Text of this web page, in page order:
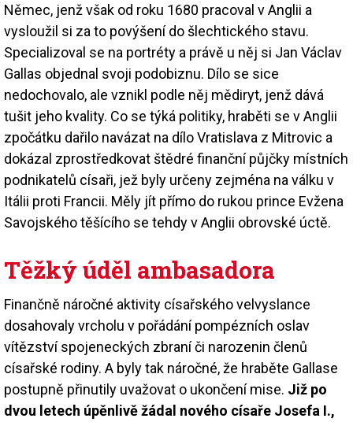
Němec, jenž však od roku 1680 pracoval v Anglii a
vysloužil si za to povýšení do šlechtického stavu.
Specializoval se na portréty a právě u něj si Jan Václav
Gallas objednal svoji podobiznu. Dílo se sice
nedochovalo, ale vznikl podle něj mědiryt, jenž dává
tušit jeho kvality. Co se týká politiky, hraběti se v Anglii
zpočátku dařilo navázat na dílo Vratislava z Mitrovic a
dokázal zprostředkovat štědré finanční půjčky místních
podnikatelů císaři, jež byly určeny zejména na válku v
Itálii proti Francii. Měly jít přímo do rukou prince Evžena
Savojského těšícího se tehdy v Anglii obrovské úctě.
Těžký úděl ambasadora
Finančně náročné aktivity císařského velvyslance
dosahovaly vrcholu v pořádání pompézních oslav
vítězství spojeneckých zbraní či narozenin členů
císařské rodiny. A byly tak náročné, že hraběte Gallase
postupně přinutily uvažovat o ukončení mise. Již po
dvou letech úpěnlivě žádal nového císaře Josefa I.,